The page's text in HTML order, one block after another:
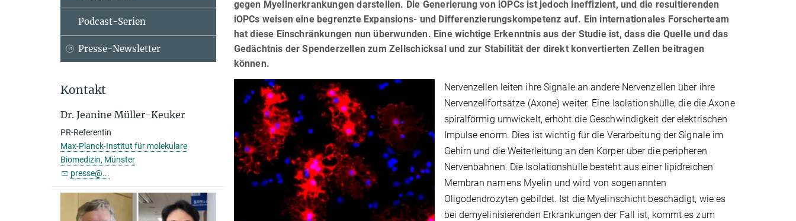
gegen Myelinerkrankungen darstellen. Die Generierung von iOPCs ist jedoch ineffizient, und die resultierenden
iOPCs weisen eine begrenzte Expansions- und Differenzierungskompetenz auf. Ein internationales Forscherteam
hat diese Einschränkungen nun überwunden. Eine wichtige Erkenntnis aus der Studie ist, dass die Quelle und das
Gedächtnis der Spenderzellen zum Zellschicksal und zur Stabilität der direkt konvertierten Zellen beitragen
können.
Nervenzellen leiten ihre Signale an andere Nervenzellen über ihre
Nervenzellfortsätze (Axone) weiter. Eine Isolationshülle, die die Axone
spiralförmig umwickelt, erhöht die Geschwindigkeit der elektrischen
Impulse enorm. Dies ist wichtig für die Verarbeitung der Signale im
Gehirn und die Weiterleitung an den Körper über die peripheren
Nervenbahnen. Die Isolationshülle besteht aus einer lipidreichen
Membran namens Myelin und wird von sogenannten
Oligodendrozyten gebildet. Ist die Myelinschicht beschädigt, wie es
bei demyelinisierenden Erkrankungen der Fall ist, kommt es zum
Podcast-Serien
Presse-Newsletter
Kontakt
Dr. Jeanine Müller-Keuker
PR-Referentin
Max-Planck-Institut für molekulare
Biomedizin, Münster
presse@...